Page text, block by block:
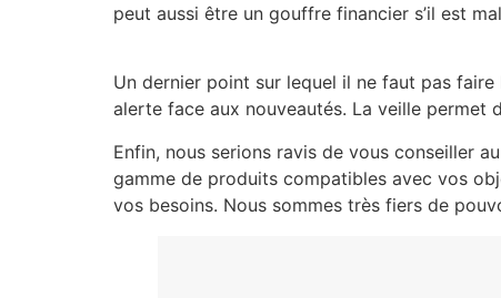
peut aussi être un gouffre financier s’il est
Un dernier point sur lequel il ne faut pas
alerte face aux nouveautés. La veille permet
Enfin, nous serions ravis de vous conseiller
gamme de produits compatibles avec vos
vos besoins. Nous sommes très fiers de